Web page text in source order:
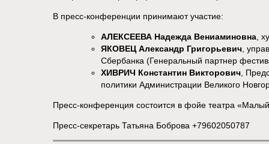
В пресс-конференции принимают участие:
АЛЕКСЕЕВА Надежда Вениаминовна ,
ЯКОВЕЦ Александр Григорьевич ,
Сбербанка (Генеральный партнер
ХИВРИЧ Константин Викторович ,
политики Администрации Великого
Пресс-конференция состоится в фойе театра
Пресс-секретарь Татьяна Боброва +79602050787